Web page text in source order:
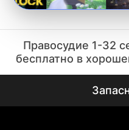
Правосудие 1-32
бесплатно в